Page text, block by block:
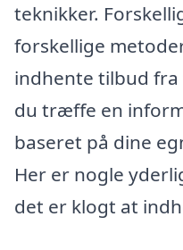
teknikker.
forskellige
indhente tilbud
du træffe en
baseret på dine
Her er nogle
det er klogt at